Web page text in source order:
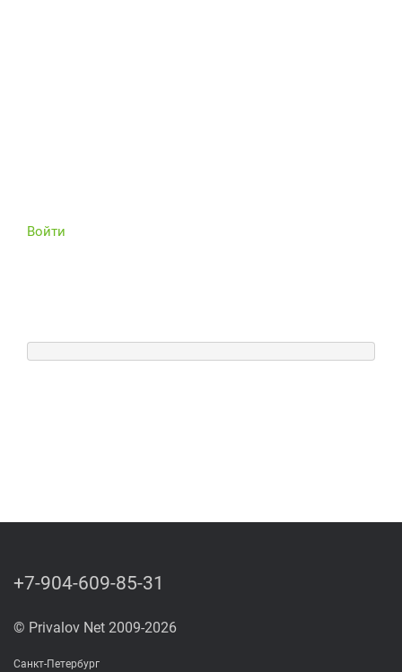
Войти
+7-904-609-85-31
© Privalov Net 2009-2026
Санкт-Петербург